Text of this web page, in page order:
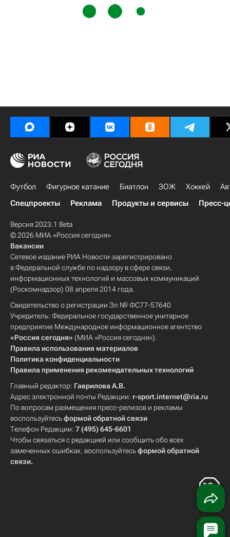
Футбол Фигурное катание Биатлон ЗОЖ Хоккей
Спецпроекты
Реклама Продукты и сервисы Пресс-
Версия 2023.1 Beta
© 2026 МИА «Россия сегодня»
Вакансии
Сетевое издание РИА Новости зарегистрировано
в Федеральной службе по надзору в сфере связи,
информационных технологий и массовых коммуникаций
(Роскомнадзор) 08 апреля 2014 года.
Свидетельство о регистрации Эл № ФС77-57640
Учредитель: Федеральное государственное унитарное
предприятие Международное информационное агентство
«Россия сегодня» (МИА «Россия сегодня»).
Правила использования материалов
Политика конфиденциальности
Правила применения рекомендательных технологий
Главный редактор: Гаврилова А.В.
Адрес электронной почты Редакции: r-sport.internet@ria.ru
По вопросам размещения пресс-релизов и рекламы
воспользуйтесьформой обратной связи
Телефон Редакции: 7 (495) 645-6601
Чтобы связаться с редакцией или сообщить обо всех
замеченных ошибках, воспользуйтесьформой обратной
связи.